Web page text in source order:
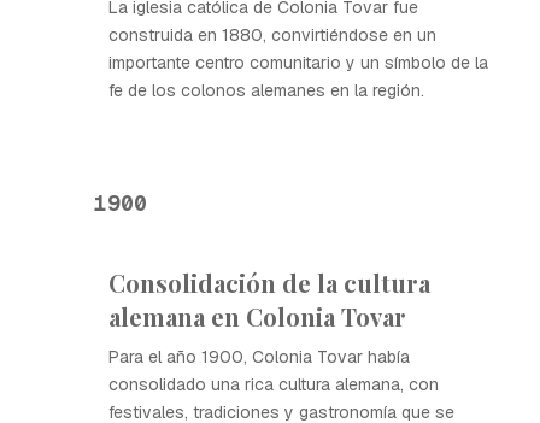
La iglesia católica de Colonia Tovar fue
construida en 1880, convirtiéndose en un
importante centro comunitario y un símbolo de la
fe de los colonos alemanes en la región.
1900
Consolidación de la cultura
alemana en Colonia Tovar
Para el año 1900, Colonia Tovar había
consolidado una rica cultura alemana, con
festivales, tradiciones y gastronomía que se